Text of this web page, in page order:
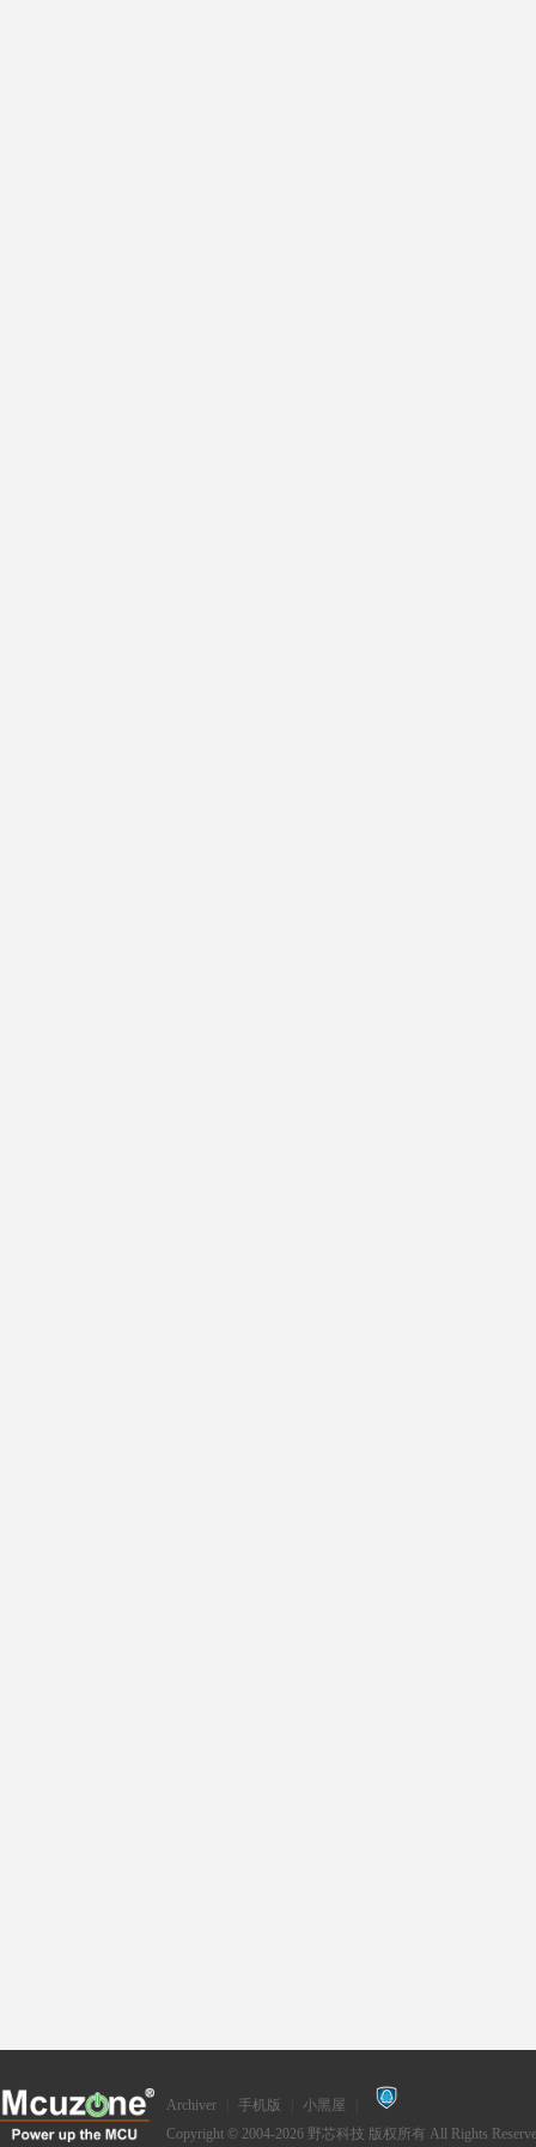
Archiver 手机版 小黑屋
Copyright © 2004-2026 野芯科技 版权所有 All Rights